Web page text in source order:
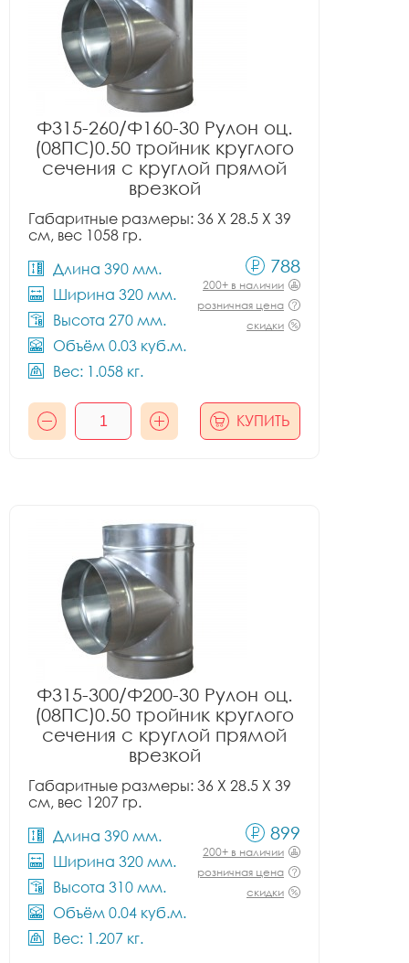
Ф315-260/Ф160-30 Рулон оц.
(08ПС)0.50 тройник круглого
сечения с круглой прямой
врезкой
Габаритные размеры: 36 X 28.5 X 39
см, вес 1058 гр.
Длина 390 мм.
Ширина 320 мм.
Высота 270 мм.
Объём 0.03 куб.м.
Вес: 1.058 кг.
788
200+ в наличии
розничная цена
скидки
КУПИТЬ
Ф315-300/Ф200-30 Рулон оц.
(08ПС)0.50 тройник круглого
сечения с круглой прямой
врезкой
Габаритные размеры: 36 X 28.5 X 39
см, вес 1207 гр.
Длина 390 мм.
Ширина 320 мм.
Высота 310 мм.
Объём 0.04 куб.м.
Вес: 1.207 кг.
899
200+ в наличии
розничная цена
скидки